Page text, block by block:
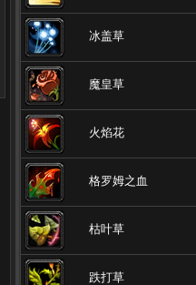
冰盖草
魔皇草
火焰花
格罗姆之血
枯叶草
跌打草